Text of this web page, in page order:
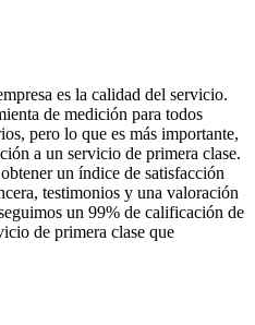
es la calidad del servicio.
de medición para todos
pero lo que es más importante,
a un servicio de primera clase.
un índice de satisfacción
testimonios y una valoración
un 99% de calificación de
de primera clase que